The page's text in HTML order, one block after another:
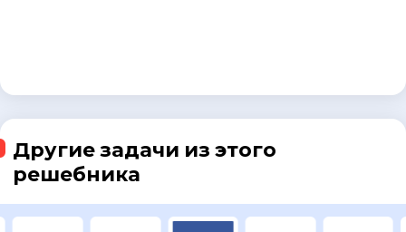
Другие задачи из этого
решебника